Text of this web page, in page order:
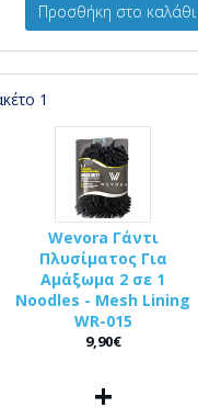
Προσθήκη στο καλάθι
1
Wevora Γάντι
Πλυσίματος Για
Αμάξωμα 2 σε 1
Noodles - Mesh Lining
WR-015
9,90€
+